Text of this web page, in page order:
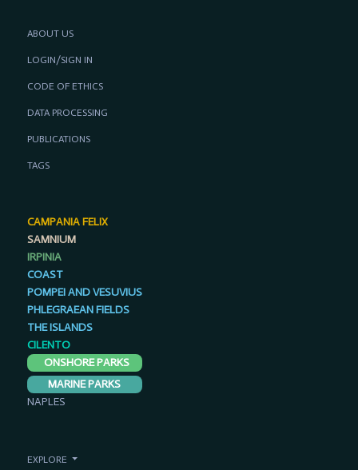
ABOUT US
LOGIN/SIGN IN
CODE OF ETHICS
DATA PROCESSING
PUBLICATIONS
TAGS
CAMPANIA FELIX
SAMNIUM
IRPINIA
COAST
POMPEI AND VESUVIUS
PHLEGRAEAN FIELDS
THE ISLANDS
CILENTO
ONSHORE PARKS
MARINE PARKS
NAPLES
EXPLORE